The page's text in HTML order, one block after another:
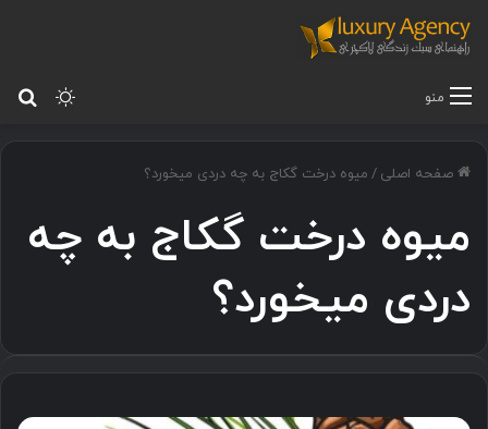
منو
صفحه اصلی / میوه درخت گکاج به چه دردی میخورد؟
میوه درخت گکاج به چه
دردی میخورد؟